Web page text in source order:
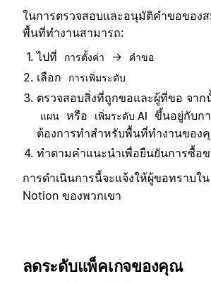
ในการตรวจสอบและอนุมัติคำขอของส
พื้นที่ทำงานสามารถ:
ไปที่
การตั้งค่า → คำขอ
เลือก การเพิ่มระดับ
ตรวจสอบสิ่งที่ถูกขอและผู้ที่ขอ จาก
แผน หรือ เพิ่มระดับ AI
ขึ้นอยู่กับก
ต้องการทำสำหรับพื้นที่ทำงานของ
ทำตามคำแนะนำเพื่อยืนยันการซื้อ
การดำเนินการนี้จะแจ้งให้ผู้ขอทราบใน
Notion ของพวกเขา
ลดระดับแพ็คเกจของคุณ